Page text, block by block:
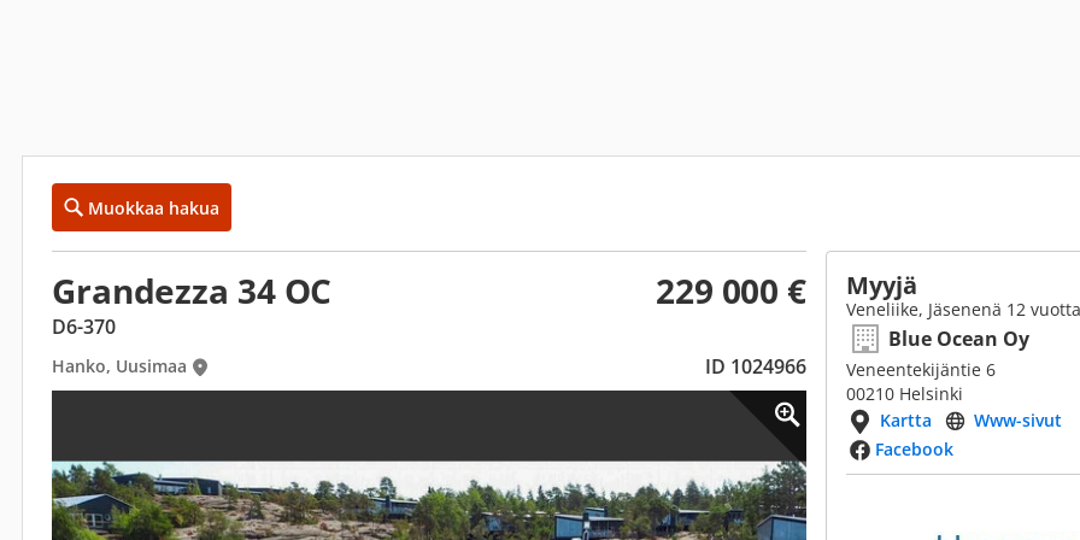
Muokkaa hakua
Grandezza 34 OC 229 000 €
D6-370
Hanko, Uusimaa ID 1024966
Myyjä
Veneliike, Jäsenenä 12 vuotta
Blue Ocean Oy
Veneentekijäntie 6
00210 Helsinki
Kartta
Www-sivut
Facebook